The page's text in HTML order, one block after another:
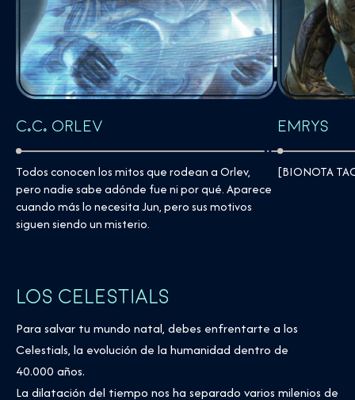
C.C. Orlev
Todos conocen los mitos que rodean a Orlev,
pero nadie sabe adónde fue ni por qué. Aparece
cuando más lo necesita Jun, pero sus motivos
siguen siendo un misterio.
Emrys
[BIONOTA
LOS CELESTIALS
Para salvar tu mundo natal, debes enfrentarte a los
Celestials, la evolución de la humanidad dentro de
40.000 años.
La dilatación del tiempo nos ha separado varios milenios de